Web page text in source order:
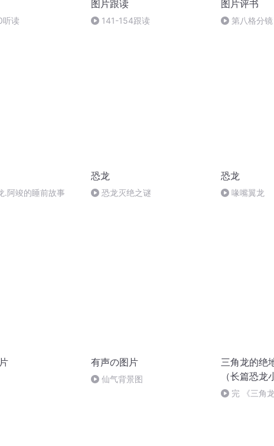
听读
图片跟读
141-154跟读
图片评书
第八格分镜
.阿竣的睡前故事
恐龙
恐龙灭绝之谜
恐龙
喙嘴翼龙
有声の图片
仙气背景图
三角龙的绝
（长篇恐龙
完 《三角